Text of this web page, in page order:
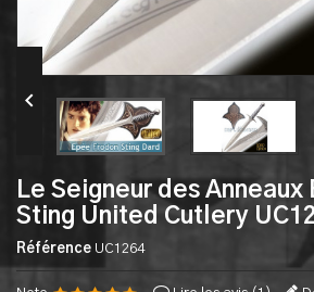

Le Seigneur des Anneaux
Sting United Cutlery
Référence UC1264